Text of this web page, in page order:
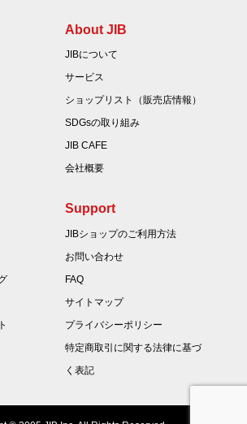
About JIB
JIBについて
サービス
ショップリスト（販売店情報）
SDGsの取り組み
JIB CAFE
会社概要
Support
JIBショップのご利用方法
お問い合わせ
FAQ
サイトマップ
プライバシーポリシー
特定商取引に関する法律に基づ
く表記